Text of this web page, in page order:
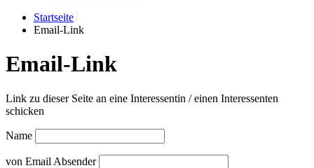
Startseite
Email-Link
Email-Link
Link zu dieser Seite an eine Interessentin / einen Interessenten
schicken
Name
von Email Absender